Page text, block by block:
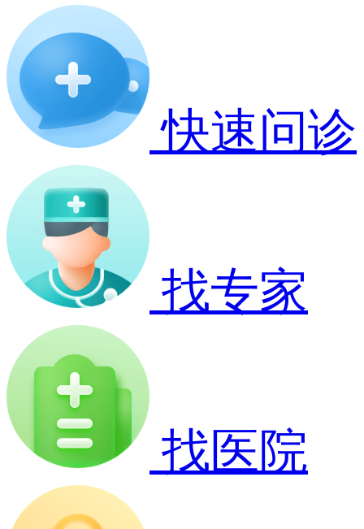
快速问诊
找专家
找医院